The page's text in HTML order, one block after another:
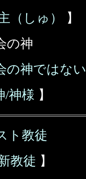
（しゅ）
】
の神
の神ではない
/神様 】
ト教徒
教徒 】